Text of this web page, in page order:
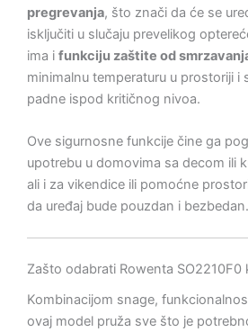
pregrevanja, što znači da će se
isključiti u slučaju prevelikog
ima i funkciju zaštite od
minimalnu temperaturu u prostoriji i
padne ispod kritičnog nivoa.
Ove sigurnosne funkcije čine ga
upotrebu u domovima sa decom ili
ali i za vikendice ili pomoćne
da uređaj bude pouzdan i bezbedan.
Zašto odabrati Rowenta SO2210F0
Kombinacijom snage,
ovaj model pruža sve što je